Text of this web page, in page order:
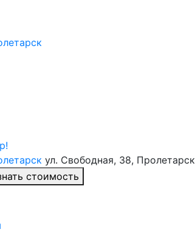
ул. Свободная, 38, Пролетарск
стоимость